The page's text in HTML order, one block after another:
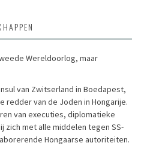
Wereldoorlog, maar
van Zwitserland in Boedapest,
redder van de Joden in Hongarije.
van executies, diplomatieke
met alle middelen tegen SS-
Hongaarse autoriteiten.